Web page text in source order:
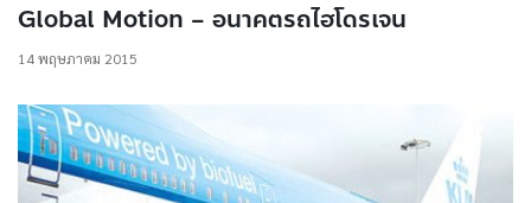
Global Motion – อนาคตรถไฮโดรเจน
14 พฤษภาคม 2015